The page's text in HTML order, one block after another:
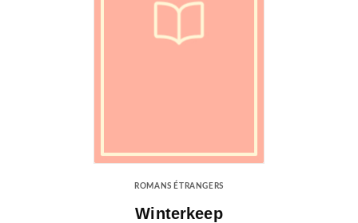
ROMANS ÉTRANGERS
Winterkeep